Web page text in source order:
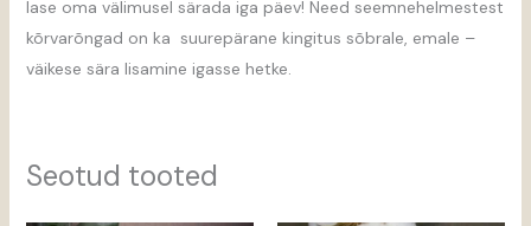
lase oma välimusel särada iga päev! Need seemnehelmestest
kõrvarõngad on ka suurepärane kingitus sõbrale, emale –
väikese sära lisamine igasse hetke.
Seotud tooted